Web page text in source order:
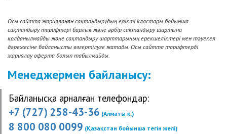
мүлікке басқарылатын ұшатын объектілердің немесе олардың
сынықтарының, немесе жүктің құлауы;
жер сілкінісін қоспағанда, дүлей апаттардың, атап айтқанда: жер асты
отының әсерінің, көшкіннің, таудың опырылуының, боранның, құйынның,
жер сілкінісінің және кейінгі өрттің;
жүйелеріндегі апаттардың нәтижесіндегі су басудың;
үшінші тұлғалардың құқыққа қайшы әрекеттерінің: бұзақылық, бұзып ұрлау,
қарақшылық, вандализм.
Осы сайтта жарияланған сақтандырудың ерікті кластары бойынша
сақтандыру тарифтері барлық және әрбір сақтандыру шартына
қолданылмайды және сақтандыру шарттарының ерекшеліктері мен тәуекел
дәрежесіне байланысты өзгертілуге жатады. Осы сайтта тарифтерді
жариялау оферта болып табылмайды.
Менеджермен байланысу:
Байланысқа арналған телефондар:
+7 (727) 258-43-36 (Алматы қ.)
8 800 080 0099 (Қазақстан бойынша тегін желі)